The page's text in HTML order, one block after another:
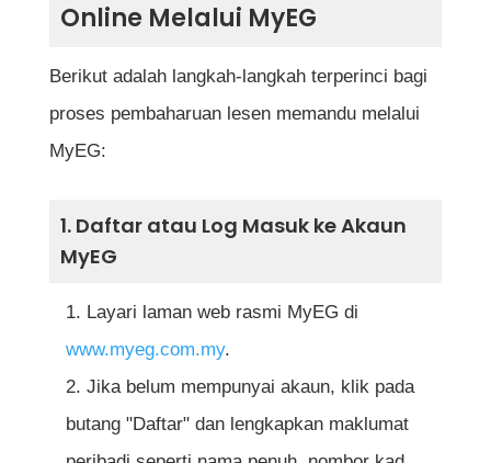
Online Melalui MyEG
Berikut adalah langkah-langkah terperinci bagi
proses pembaharuan lesen memandu melalui
MyEG:
1. Daftar atau Log Masuk ke Akaun
MyEG
Layari laman web rasmi MyEG di
www.myeg.com.my.
Jika belum mempunyai akaun, klik pada
butang "Daftar" dan lengkapkan maklumat